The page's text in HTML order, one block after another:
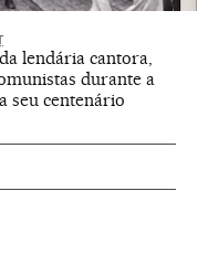
lendária cantora,
durante a
seu centenário